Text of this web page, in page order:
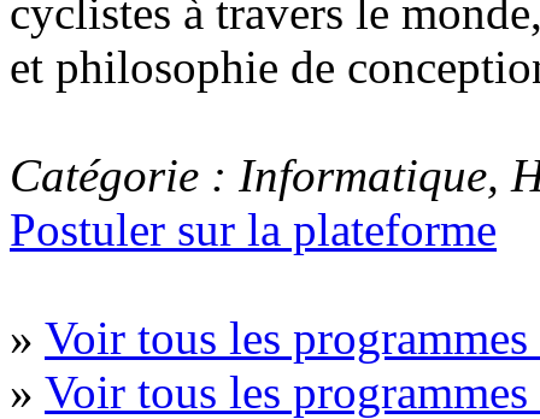
cyclistes à travers le
et philosophie de
Catégorie : Informatique,
Postuler sur la plateforme
» Voir tous les
» Voir tous les